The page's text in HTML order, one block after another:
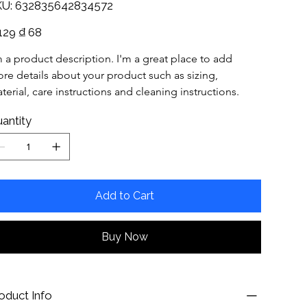
SKU
632835642834572
632835642834572
Sale
price
₫ 68
a product description. I'm a great place to add
details about your product such as sizing,
care instructions and cleaning instructions.
Add to Cart
Buy Now
Info